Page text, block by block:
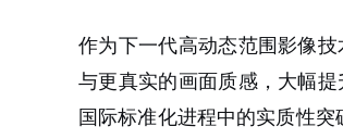
作为下一代高动态范围影像技
与更真实的画面质感，大幅
国际标准化进程中的实质性